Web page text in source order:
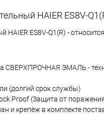
HAIER ES8V-
HAIER ES8V-Q1(R) -
СВЕРХПРОЧНАЯ ЭМАЛЬ -
(долгий срок службы)
Proof (Защита от
и крепёж в комплекте